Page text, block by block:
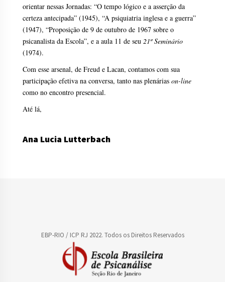
orientar nessas Jornadas: “O tempo lógico e a asserção da
certeza antecipada” (1945), “A psiquiatria inglesa e a guerra”
(1947), “Proposição de 9 de outubro de 1967 sobre o
psicanalista da Escola”, e a aula 11 de seu 21º Seminário
(1974).
Com esse arsenal, de Freud e Lacan, contamos com sua
participação efetiva na conversa, tanto nas plenárias on-line
como no encontro presencial.
Até lá,
Ana Lucia Lutterbach
EBP-RIO / ICP RJ 2022. Todos os Direitos Reservados